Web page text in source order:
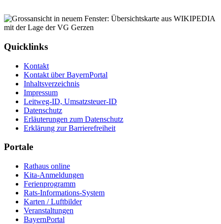
Quicklinks
Kontakt
Kontakt über BayernPortal
Inhaltsverzeichnis
Impressum
Leitweg-ID, Umsatzsteuer-ID
Datenschutz
Erläuterungen zum Datenschutz
Erklärung zur Barrierefreiheit
Portale
Rathaus online
Kita-Anmeldungen
Ferienprogramm
Rats-Informations-System
Karten / Luftbilder
Veranstaltungen
BayernPortal